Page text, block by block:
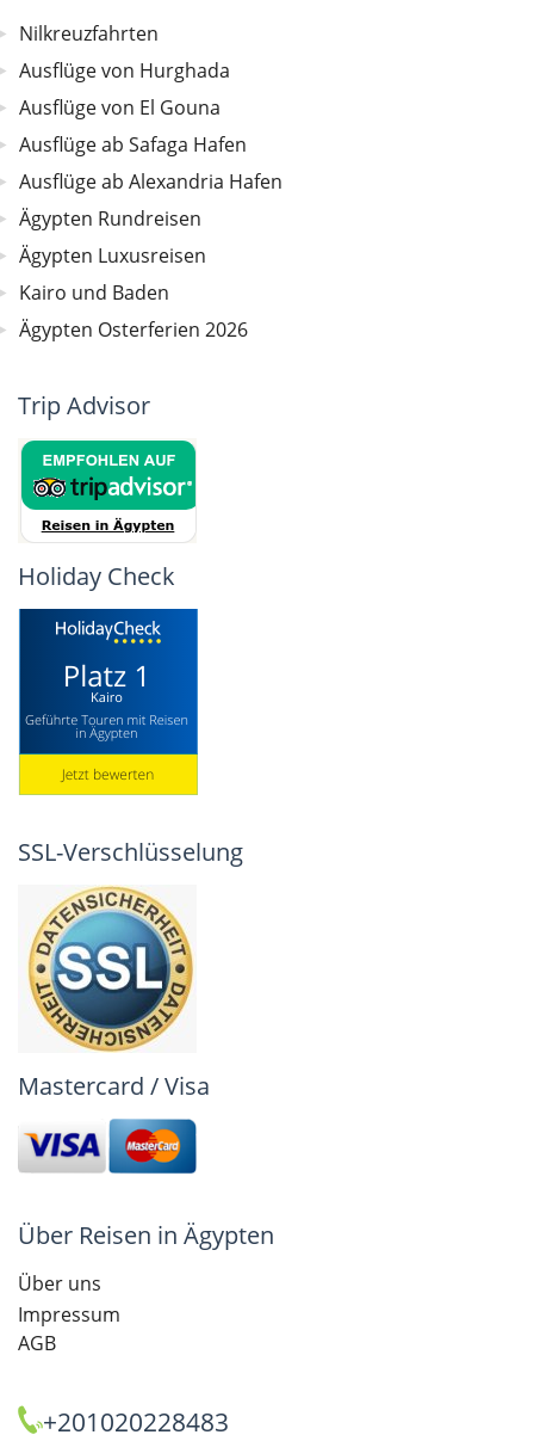
Nilkreuzfahrten
Ausflüge von Hurghada
Ausflüge von El Gouna
Ausflüge ab Safaga Hafen
Ausflüge ab Alexandria Hafen
Ägypten Rundreisen
Ägypten Luxusreisen
Kairo und Baden
Ägypten Osterferien 2026
Trip Advisor
Holiday Check
SSL-Verschlüsselung
Mastercard / Visa
Über Reisen in Ägypten
Über uns
Impressum
AGB
+201020228483